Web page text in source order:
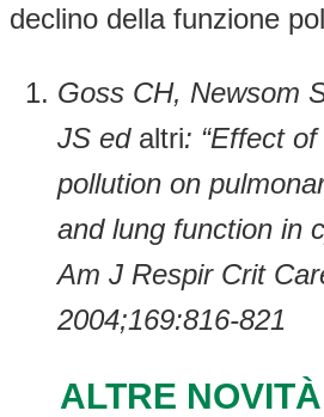
declino della funzione
Goss CH, Newsom
JS ed altri: “Effect
pollution on
and lung function in
Am J Respir Crit
2004;169:816-821
ALTRE NOVITÀ